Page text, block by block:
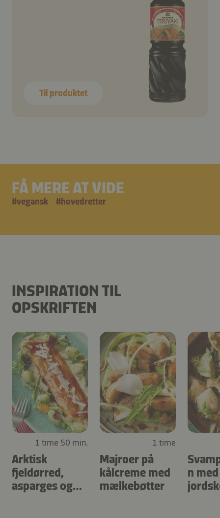
Til produktet
FÅ MERE AT VIDE
#vegansk #hovedretter
INSPIRATION TIL
OPSKRIFTEN
1 time 50 min.
Arktisk
fjeldørred,
asparges og
1 time
Majroer på
kålcreme med
mælkebøtter
n med